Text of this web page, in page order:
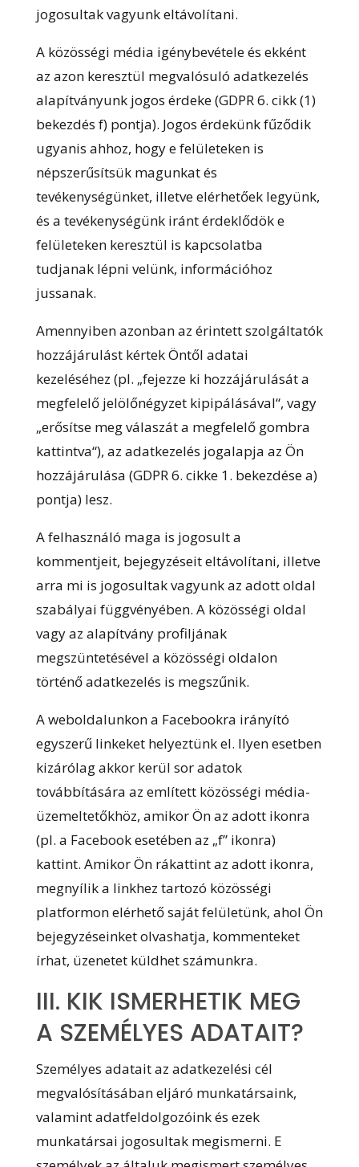
jogosultak vagyunk eltávolítani.
A közösségi média igénybevétele és ekként
az azon keresztül megvalósuló adatkezelés
alapítványunk jogos érdeke (GDPR 6. cikk (1)
bekezdés f) pontja). Jogos érdekünk fűződik
ugyanis ahhoz, hogy e felületeken is
népszerűsítsük magunkat és
tevékenységünket, illetve elérhetőek legyünk,
és a tevékenységünk iránt érdeklődök e
felületeken keresztül is kapcsolatba
tudjanak lépni velünk, információhoz
jussanak.
Amennyiben azonban az érintett szolgáltatók
hozzájárulást kértek Öntől adatai
kezeléséhez (pl. „fejezze ki hozzájárulását a
megfelelő jelölőnégyzet kipipálásával“, vagy
„erősítse meg válaszát a megfelelő gombra
kattintva“), az adatkezelés jogalapja az Ön
hozzájárulása (GDPR 6. cikke 1. bekezdése a)
pontja) lesz.
A felhasználó maga is jogosult a
kommentjeit, bejegyzéseit eltávolítani, illetve
arra mi is jogosultak vagyunk az adott oldal
szabályai függvényében. A közösségi oldal
vagy az alapítvány profiljának
megszüntetésével a közösségi oldalon
történő adatkezelés is megszűnik.
A weboldalunkon a Facebookra irányító
egyszerű linkeket helyeztünk el. Ilyen esetben
kizárólag akkor kerül sor adatok
továbbítására az említett közösségi média-
üzemeltetőkhöz, amikor Ön az adott ikonra
(pl. a Facebook esetében az „f” ikonra)
kattint. Amikor Ön rákattint az adott ikonra,
megnyílik a linkhez tartozó közösségi
platformon elérhető saját felületünk, ahol Ön
bejegyzéseinket olvashatja, kommenteket
írhat, üzenetet küldhet számunkra.
III. KIK ISMERHETIK MEG
A SZEMÉLYES ADATAIT?
Személyes adatait az adatkezelési cél
megvalósításában eljáró munkatársaink,
valamint adatfeldolgozóink és ezek
munkatársai jogosultak megismerni. E